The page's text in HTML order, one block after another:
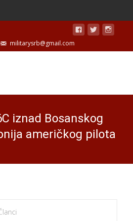
militarysrb@gmail.com
iznad Bosanskog
američkog pilota